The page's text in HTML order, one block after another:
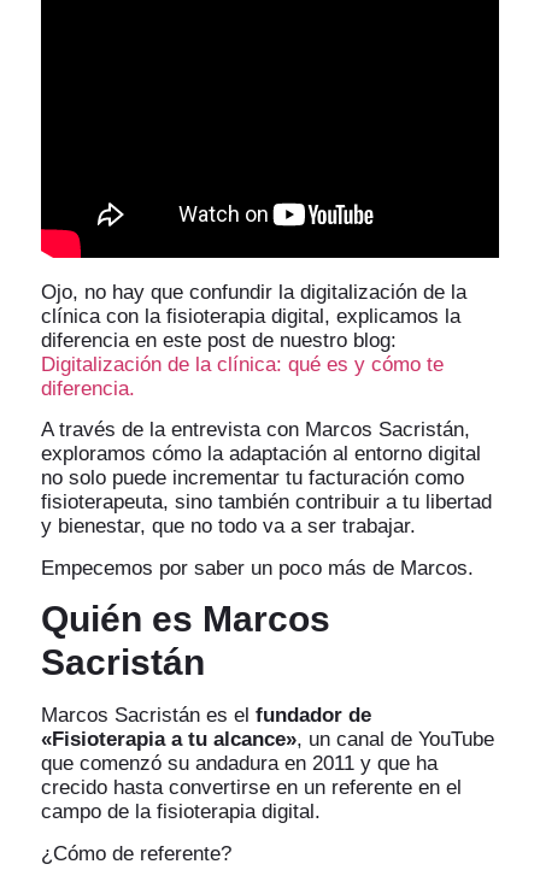
Ojo, no hay que confundir la digitalización de la
clínica con la fisioterapia digital, explicamos la
diferencia en este post de nuestro blog:
Digitalización de la clínica: qué es y cómo te
diferencia.
A través de la entrevista con Marcos Sacristán,
exploramos cómo la adaptación al entorno digital
no solo puede incrementar tu facturación como
fisioterapeuta, sino también contribuir a tu libertad
y bienestar, que no todo va a ser trabajar.
Empecemos por saber un poco más de Marcos.
Quién es Marcos
Sacristán
Marcos Sacristán es el fundador de
«Fisioterapia a tu alcance», un canal de YouTube
que comenzó su andadura en 2011 y que ha
crecido hasta convertirse en un referente en el
campo de la fisioterapia digital.
¿Cómo de referente?